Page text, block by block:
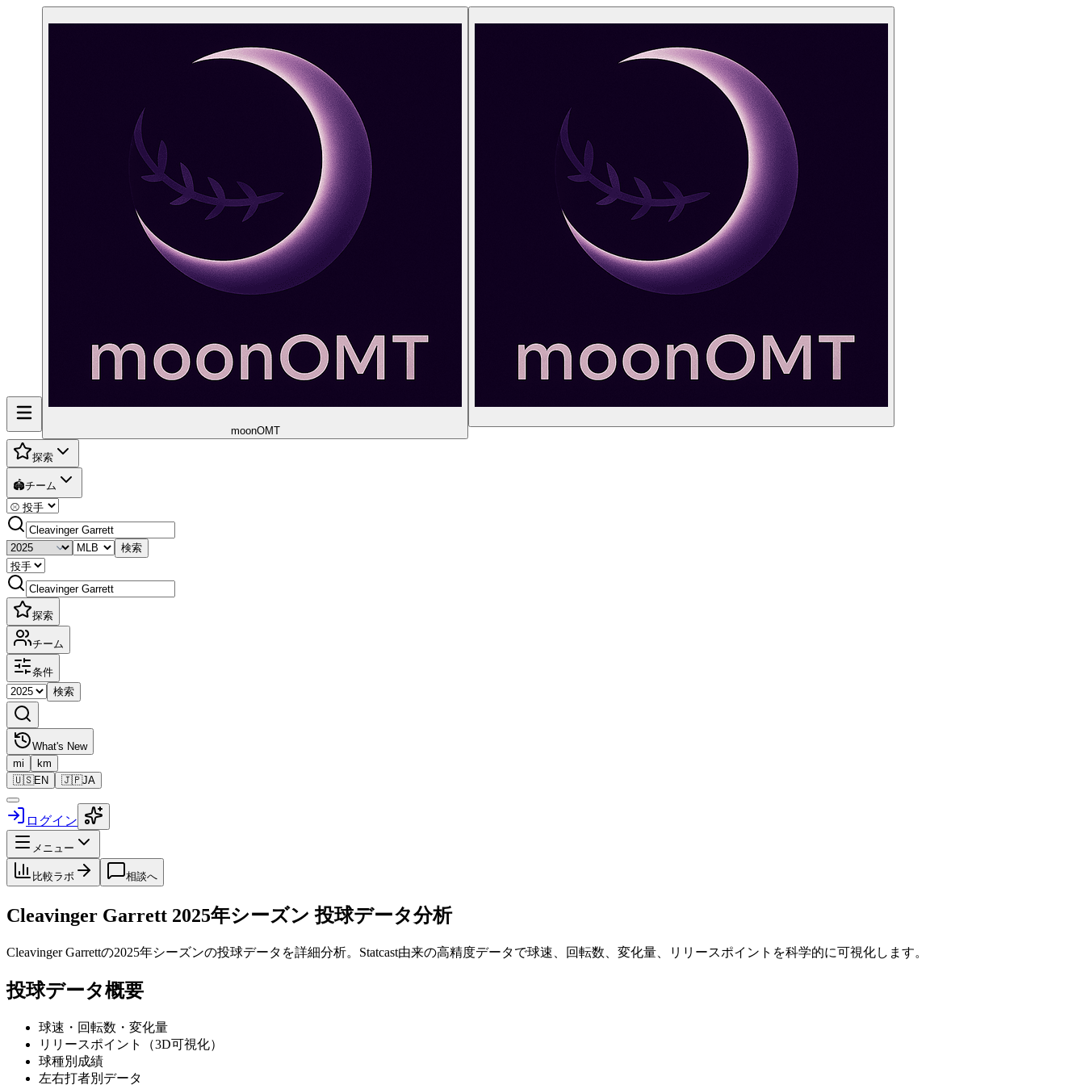
moonOMT
探索
🏟️チーム
検索
探索
チーム
条件
検索
What's New
mi
km
🇺🇸EN 🇯🇵JA
ログイン
メニュー
比較ラボ 相談へ
Cleavinger Garrett 2025年シーズン 投球データ分析
Cleavinger Garrettの2025年シーズンの投球データを詳細分析。Statcast由来の高精度データで球速、回転数、変化量、リリースポイントを科学的に可視化します。
投球データ概要
球速・回転数・変化量
リリースポイント（3D可視化）
球種別成績
左右打者別データ